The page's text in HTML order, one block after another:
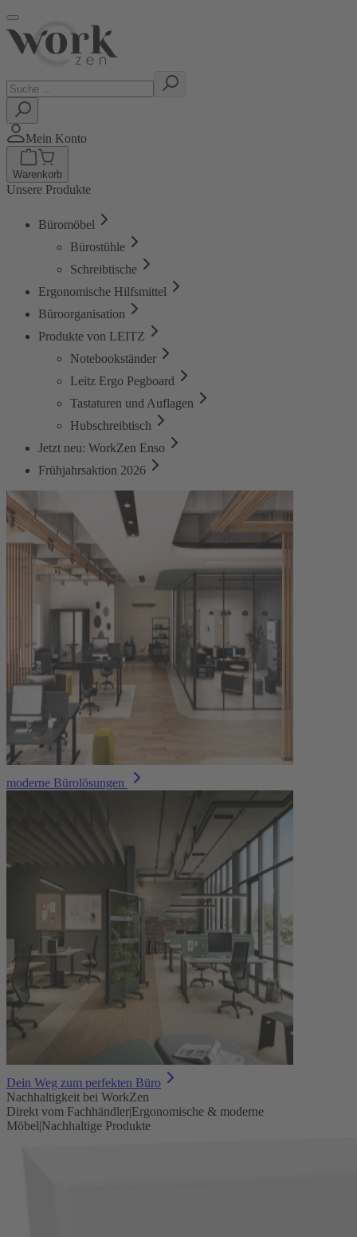
Mein Konto
Warenkorb
Unsere Produkte
Büromöbel
Bürostühle
Schreibtische
Ergonomische Hilfsmittel
Büroorganisation
Produkte von LEITZ
Notebookständer
Leitz Ergo Pegboard
Tastaturen und Auflagen
Hubschreibtisch
Jetzt neu: WorkZen Enso
Frühjahrsaktion 2026
moderne Bürolösungen
Dein Weg zum perfekten Büro
Nachhaltigkeit bei WorkZen
Direkt vom Fachhändler|Ergonomische & moderne
Möbel|Nachhaltige Produkte